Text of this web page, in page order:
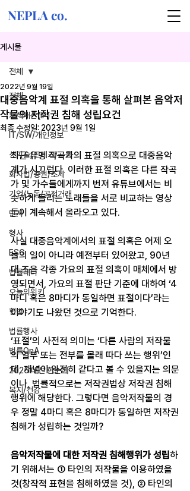
NEPLA co.
게시물
전체
지식재산(IP)
IT/SW/개인정보
신기술/핀테크/금융
회사법/증권/조세
기업/노동/공정거래
민사
형사
ESG
법률레터
오늘의위키
헌법
법률행사
법률QnA
2025 대선 한눈에
복지/건강
전체
대중음악계 표절 의혹을 통해 살펴본 음악저
작물의 저작권 침해 성립요건
2022년 9월 19일
최종 수정일: 2023년 9월 1일
최근 유명 작곡가의 표절 의혹으로 대중음악
계가 시끄럽다. 이러한 표절 의혹은 다른 작곡
가 및 가수들에게까지 번져 유튜브에서는 비
슷하게 들리는 노래들을 서로 비교하는 영상
들이 계속해서 올라오고 있다.
사실 대중음악계에서의 표절 의혹은 어제 오
늘의 일이 아니라 예전부터 있어왔고, 90년
대 즈음 각종 가요의 표절 의혹이 매체에서 방
영되면서, 가요의 표절 판단 기준에 대하여 ‘4
마디 혹은 8마디가 동일하면 표절이다’라는
이야기도 나왔던 것으로 기억한다.
‘표절’의 사전적 의미는 ‘다른 사람의 저작물
의 일부 또는 전부를 몰래 따다 쓰는 행위’인
데, 개념이 완전히 같다고 볼 수 있을지는 의문
이나, 법률적으로는 저작권법상 저작권 침해
행위에 해당한다. 그렇다면 음악저작물의 경
우 정말 4마디 혹은 8마디가 동일하면 저작권
침해가 성립하는 것일까?
음악저작물에 대한 저작권 침해행위가 성립하
기 위해서는 ① 타인의 저작물을 이용하였을
것(창작적 표현을 침해하였을 것), ② 타인의